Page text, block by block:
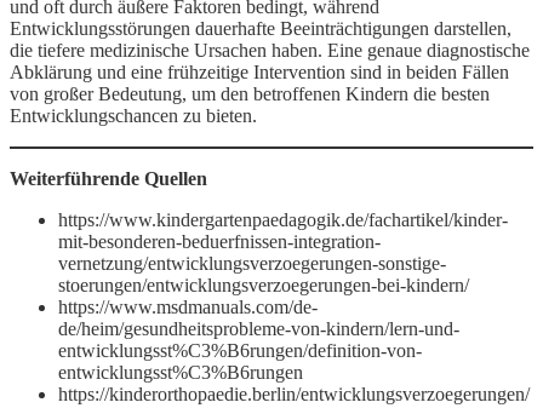
und oft durch äußere Faktoren bedingt, während
Entwicklungsstörungen dauerhafte Beeinträchtigungen darstellen,
die tiefere medizinische Ursachen haben. Eine genaue diagnostische
Abklärung und eine frühzeitige Intervention sind in beiden Fällen
von großer Bedeutung, um den betroffenen Kindern die besten
Entwicklungschancen zu bieten.
Weiterführende Quellen
https://www.kindergartenpaedagogik.de/fachartikel/kinder-
mit-besonderen-beduerfnissen-integration-
vernetzung/entwicklungsverzoegerungen-sonstige-
stoerungen/entwicklungsverzoegerungen-bei-kindern/
https://www.msdmanuals.com/de-
de/heim/gesundheitsprobleme-von-kindern/lern-und-
entwicklungsst%C3%B6rungen/definition-von-
entwicklungsst%C3%B6rungen
https://kinderorthopaedie.berlin/entwicklungsverzoegerungen/